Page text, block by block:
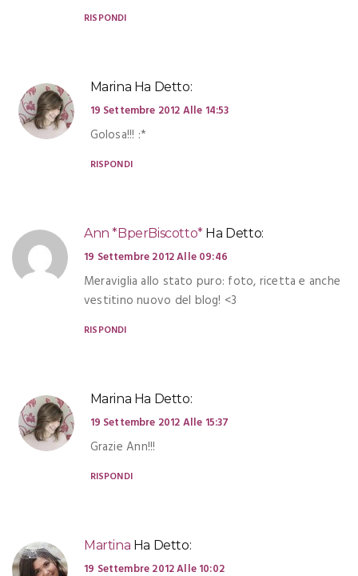
RISPONDI
Marina Ha Detto:
19 Settembre 2012 Alle 14:53
Golosa!!! :*
RISPONDI
Ann *BperBiscotto* Ha Detto:
19 Settembre 2012 Alle 09:46
Meraviglia allo stato puro: foto, ricetta e anche
vestitino nuovo del blog! <3
RISPONDI
Marina Ha Detto:
19 Settembre 2012 Alle 15:37
Grazie Ann!!!
RISPONDI
Martina Ha Detto:
19 Settembre 2012 Alle 10:02